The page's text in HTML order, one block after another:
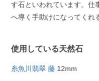
す石といわれています。仕
へ導く手助けになってくれ
使用している天然石
糸魚川翡翠 藤 12mm